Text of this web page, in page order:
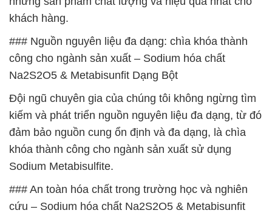
khách hàng.
### Nguồn nguyên liệu đa dạng: chìa khóa thành
công cho ngành sản xuất – Sodium hóa chất
Na2S2O5 & Metabisunfit Dạng Bột
Đội ngũ chuyên gia của chúng tôi không ngừng tìm
kiếm và phát triển nguồn nguyên liệu đa dạng, từ đó
đảm bảo nguồn cung ổn định và đa dạng, là chìa
khóa thành công cho ngành sản xuất sử dụng
Sodium Metabisulfite.
### An toàn hóa chất trong trường học và nghiên
cứu – Sodium hóa chất Na2S2O5 & Metabisunfit